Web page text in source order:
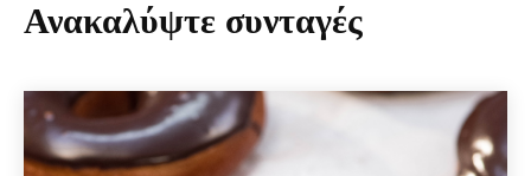
Ανακαλύψτε συνταγές